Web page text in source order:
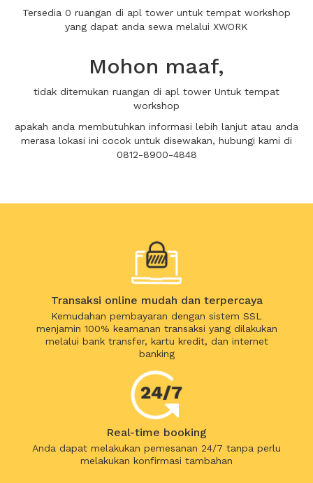
Tersedia 0 ruangan di apl tower untuk tempat workshop
yang dapat anda sewa melalui XWORK
Mohon maaf,
tidak ditemukan ruangan di apl tower Untuk tempat
workshop
apakah anda membutuhkan informasi lebih lanjut atau anda
merasa lokasi ini cocok untuk disewakan, hubungi kami di
0812-8900-4848
Transaksi online mudah dan terpercaya
Kemudahan pembayaran dengan sistem SSL
menjamin 100% keamanan transaksi yang dilakukan
melalui bank transfer, kartu kredit, dan internet
banking
Real-time booking
Anda dapat melakukan pemesanan 24/7 tanpa perlu
melakukan konfirmasi tambahan